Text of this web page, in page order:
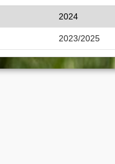
2024
2023/2025